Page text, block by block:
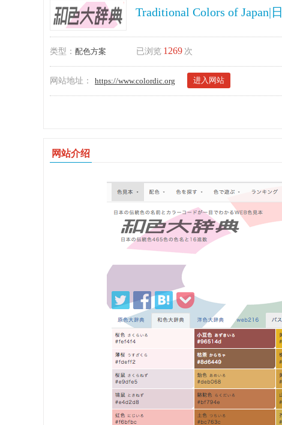
Traditional Colors of Japan|
类型： 配色方案 已浏览 1269 次
网站地址： https://www.colordic.org 进入网站
网站介绍